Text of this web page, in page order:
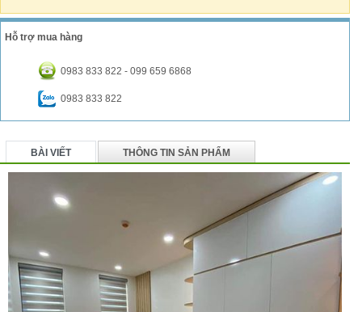
Hỗ trợ mua hàng
0983 833 822 - 099 659 6868
0983 833 822
BÀI VIẾT THÔNG TIN SẢN PHẨM